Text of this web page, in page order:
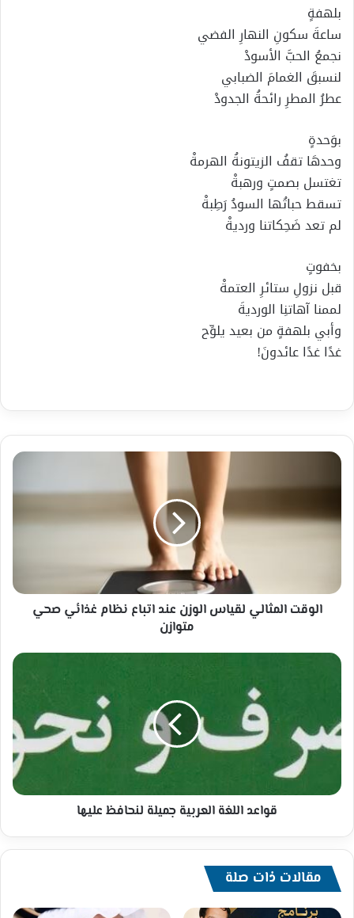
بلهفةٍ
ساعةَ سكونِ النهارِ الفضي
نجمعُ الحبَّ الأسودْ
لنسبقَ الغمامَ الضبابي
عطرُ المطرِ رائحةُ الجدودْ
بوَحدةٍ
وحدهَا تقفُ الزيتونةُ الهرمةْ
تغتسل بصمتٍ ورهبةْ
تسقط حباتُها السودُ رَطِبةْ
لم تعد ضَحِكاتنا ورديةْ
بخفوتٍ
قبل نزولِ ستائرِ العتمةْ
لممنا آهاتنِا الورديةَ
وأبي بلهفةٍ من بعيد يلوِّح
غدًا غدًا عائدونَ!
الوقت
لقياس
الوزن
عند
صحي
متوازنالوقت المثالي لقياس الوزن عند اتباع نظام غذائي صحي
متوازن
قواعد
لنحافظ
عليها
قواعد اللغة العربية جميلة لنحافظ عليها
مقالات ذات صلة